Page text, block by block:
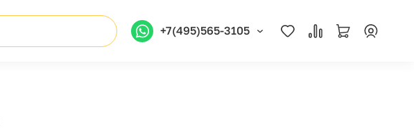
+7(495)565-3105